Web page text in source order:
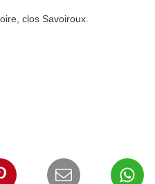
clos Savoiroux.